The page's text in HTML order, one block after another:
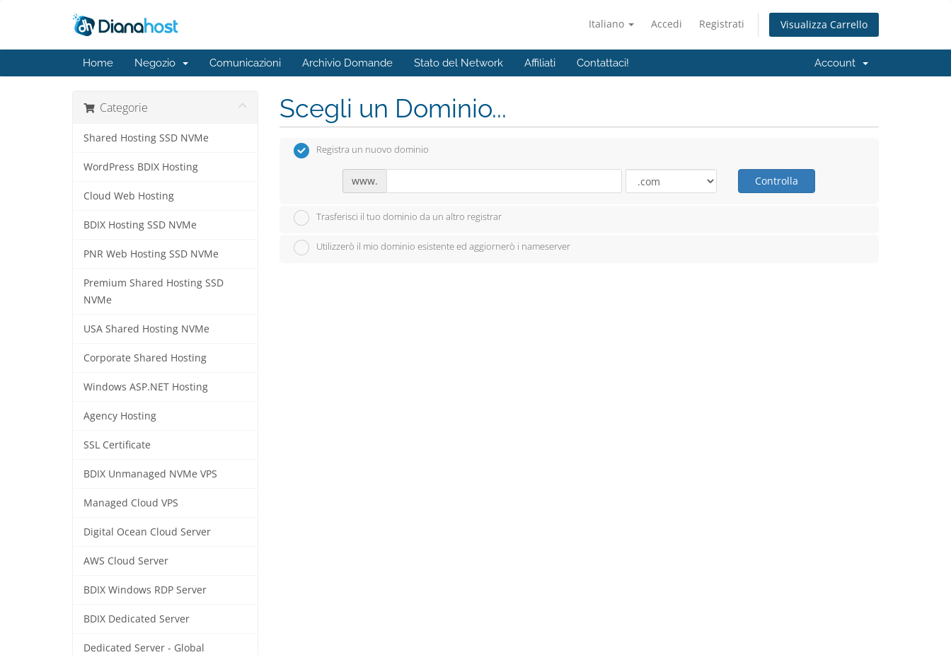
Italiano Accedi Registrati Visualizza Carrello
Home Negozio Comunicazioni Archivio Domande Stato del Network Affiliati Contattaci! Account
Categorie
Shared Hosting SSD NVMe
WordPress BDIX Hosting
Cloud Web Hosting
BDIX Hosting SSD NVMe
PNR Web Hosting SSD NVMe
Premium Shared Hosting SSD
NVMe
USA Shared Hosting NVMe
Corporate Shared Hosting
Windows ASP.NET Hosting
Agency Hosting
SSL Certificate
BDIX Unmanaged NVMe VPS
Managed Cloud VPS
Digital Ocean Cloud Server
AWS Cloud Server
BDIX Windows RDP Server
BDIX Dedicated Server
Dedicated Server - Global
Scegli un Dominio...
Registra un nuovo dominio
www. Controlla
Trasferisci il tuo dominio da un altro registrar
Utilizzerò il mio dominio esistente ed aggiornerò i nameserver